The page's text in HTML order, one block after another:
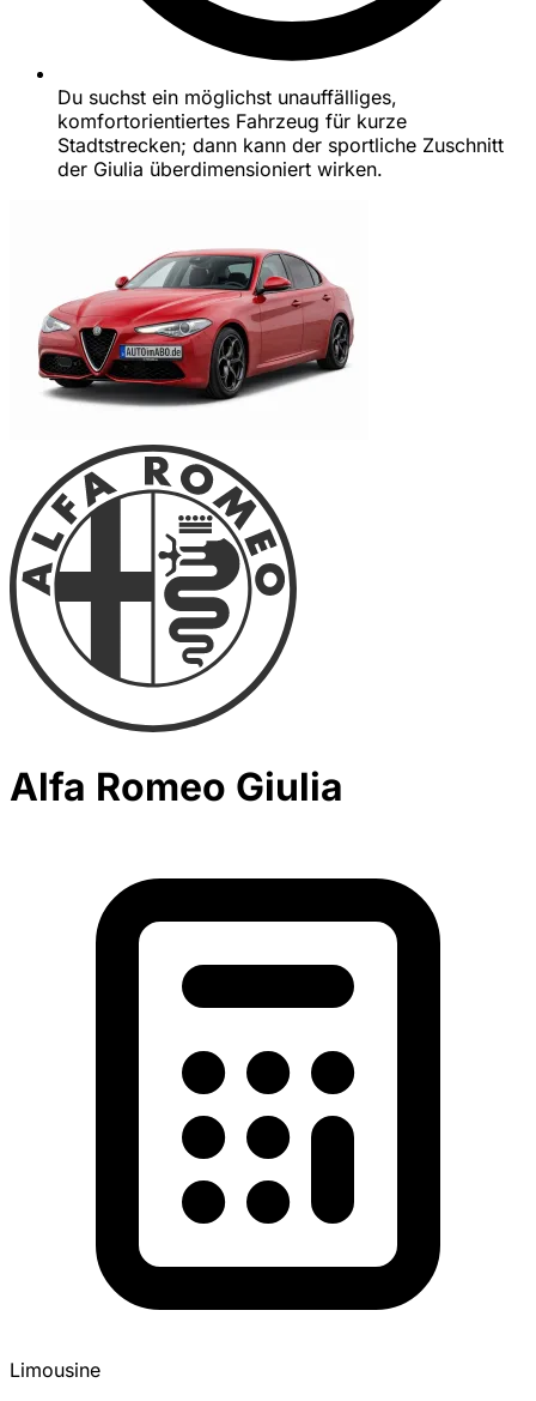
Du suchst ein möglichst unauffälliges,
komfortorientiertes Fahrzeug für kurze
Stadtstrecken; dann kann der sportliche Zuschnitt
der Giulia überdimensioniert wirken.
Alfa Romeo Giulia
Limousine